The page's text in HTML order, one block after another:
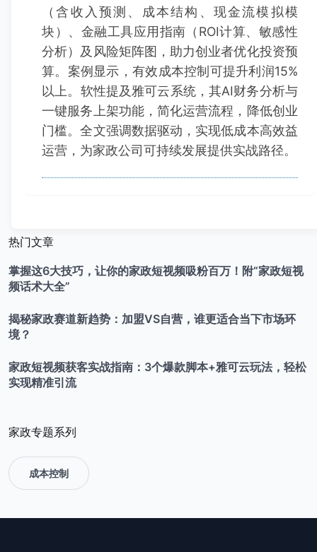
（含收入预测、成本结构、现金流模拟模
块）、金融工具应用指南（ROI计算、敏感性
分析）及风险矩阵图，助力创业者优化投资预
算。案例显示，有效成本控制可提升利润15%
以上。软性提及雅可云系统，其AI财务分析与
一键服务上架功能，简化运营流程，降低创业
门槛。全文强调数据驱动，实现低成本高效益
运营，为家政公司可持续发展提供实战路径。
热门文章
掌握这6大技巧，让你的家政短视频吸粉百万！附“家政短视
频话术大全”
揭秘家政赛道新趋势：加盟VS自营，谁更适合当下市场环
境？
家政短视频获客实战指南：3个爆款脚本+雅可云玩法，轻松
实现精准引流
家政专题系列
成本控制